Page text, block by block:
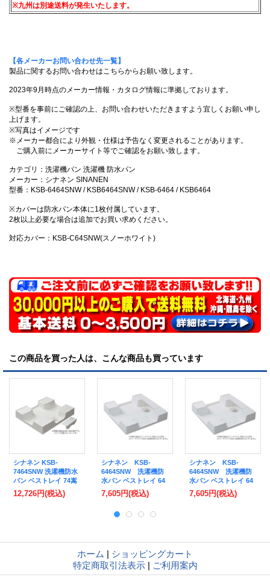
※九州は別途送料が発生いたします。
【各メーカーお問い合わせ先一覧】
製品に関するお問い合わせはこちらからお願い致します。
2023年9月時点のメーカー情報・カタログ情報に準拠しております。
※型番を事前にご確認の上、お問い合わせいただきますよう宜しくお願い申し
上げます。
※写真はイメージです
※メーカー都合により外観・仕様は予告なく変更されることがあります。
ご購入前にメーカーサイト等でご確認をお願い致します。
カテゴリ：洗濯機パン 洗濯機 防水パン
メーカー：シナネン SINANEN
型番：KSB-6464SNW / KSB6464SNW / KSB-6464 / KSB6464
※カバーは防水パン本体に1枚付属しています。
2枚以上必要な場合は追加でお買い求めください。
対応カバー：KSB-C64SNW(スノーホワイト)
この商品を買った人は、こんな商品も買っています
シナネン KSB-
7464SNW 洗濯機防水
パン ベストレイ 74嵩
上げタイプ トラップ
タイプ:センター 泡逆
12,726円(税込)
シナネン KSB-
6464SNW 洗濯機防
水パン ベストレイ 64
嵩上げタイプ トラッ
プタイプ:センター 有
ホワイト [■♪]
7,605円(税込)
シナネン KSB-
6464SNW 洗濯機防
水パン ベストレイ 64
嵩上げタイプ トラッ
プタイプ:センター 透
7,605円(税込)
ホーム | ショッピングカート
特定商取引法表示 | ご利用案内